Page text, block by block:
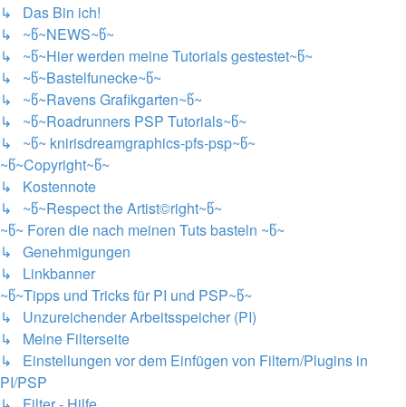
↳ Das Bin ich!
↳ ~წ~NEWS~წ~
↳ ~წ~Hier werden meine Tutorials gestestet~წ~
↳ ~წ~Bastelfunecke~წ~
↳ ~წ~Ravens Grafikgarten~წ~
↳ ~წ~Roadrunners PSP Tutorials~წ~
↳ ~წ~ knirisdreamgraphics-pfs-psp~წ~
~წ~Copyright~წ~
↳ Kostennote
↳ ~წ~Respect the Artist©right~წ~
~წ~ Foren die nach meinen Tuts basteln ~წ~
↳ Genehmigungen
↳ Linkbanner
~წ~Tipps und Tricks für PI und PSP~წ~
↳ Unzureichender Arbeitsspeicher (PI)
↳ Meine Filterseite
↳ Einstellungen vor dem Einfügen von Filtern/Plugins in
PI/PSP